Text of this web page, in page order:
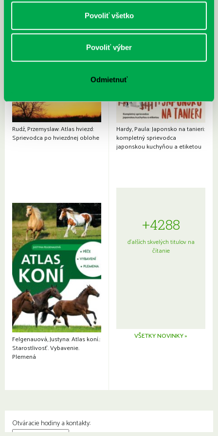
Povoliť všetko
Povoliť výber
Odmietnuť
Rudź, Przemyslaw: Atlas hviezd:
Sprievodca po hviezdnej oblohe
Hardy, Paula: Japonsko na tanieri:
kompletný sprievodca
japonskou kuchyňou a etiketou
Felgenauová, Justyna: Atlas koní.:
Starostlivosť. Vybavenie.
Plemená
+4288
ďalších skvelých titulov na
čítanie
VŠETKY NOVINKY »
Otváracie hodiny a kontakty: